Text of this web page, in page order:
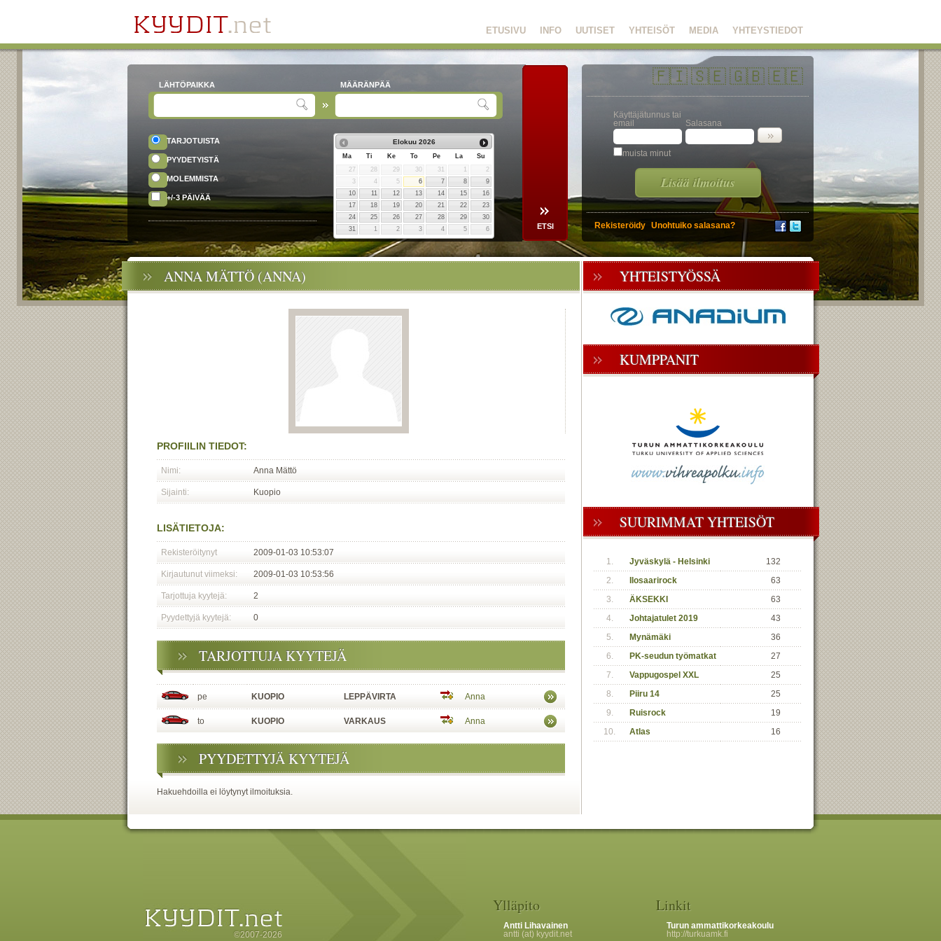
YHTEYSTIEDOT
MEDIA
YHTEISÖT
UUTISET
INFO
ETUSIVU
LÄHTÖPAIKKA MÄÄRÄNPÄÄ
TARJOTUISTA
PYYDETYISTÄ
MOLEMMISTA
+/-3 PÄIVÄÄ
Elokuu 2026
Ma Ti Ke To Pe La
Su
27
28 29 30 31
2
3
4 5 6 7 8
9
10
11 12 13 14 15
16
17
18 19 20 21 22
23
24
25 26 27 28 29
30
31
1 2 3 4 5 6
🇫🇮🇸🇪🇬🇧🇪🇪
Käyttäjätunnus tai
email
Salasana
muista minut
Lisää ilmoitus
Rekisteröidy Unohtuiko salasana?
ANNA MÄTTÖ (ANNA)
PROFIILIN TIEDOT:
Nimi: Anna Mättö
Sijainti: Kuopio
LISÄTIETOJA:
Rekisteröitynyt 2009-01-03 10:53:07
Kirjautunut viimeksi: 2009-01-03 10:53:56
Tarjottuja kyytejä: 2
Pyydettyjä kyytejä: 0
TARJOTTUJA KYYTEJÄ
pe KUOPIO LEPPÄVIRTA Anna
to KUOPIO VARKAUS Anna
PYYDETTYJÄ KYYTEJÄ
Hakuehdoilla ei löytynyt ilmoituksia.
YHTEISTYÖSSÄ
KUMPPANIT
SUURIMMAT YHTEISÖT
1. Jyväskylä - Helsinki
132
2.
Ilosaarirock
63
3.
ÄKSEKKI
63
4.
Johtajatulet 2019
43
5.
Mynämäki
36
6.
PK-seudun työmatkat
27
7.
Vappugospel XXL
25
8.
Piiru 14
25
9.
Ruisrock
19
10.
Atlas 16
©2007-2026
Ylläpito
Antti Lihavainen
antti (at) kyydit.net
Linkit
Turun ammattikorkeakoulu
http://turkuamk.fi